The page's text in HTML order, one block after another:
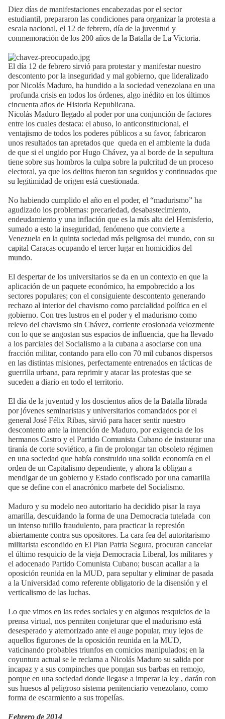
Diez días de manifestaciones encabezadas por el sector
estudiantil, prepararon las condiciones para organizar la protesta a
escala nacional, el 12 de febrero, día de la juventud y
conmemoración de los 200 años de la Batalla de La Victoria.
El día 12 de febrero sirvió para protestar y manifestar nuestro
descontento por la inseguridad y mal gobierno, que lideralizado
por Nicolás Maduro, ha hundido a la sociedad venezolana en una
profunda crisis en todos los órdenes, algo inédito en los últimos
cincuenta años de Historia Republicana.
Nicolás Maduro llegado al poder por una conjunción de factores
entre los cuales destaca: el abuso, lo anticonstitucional, el
ventajismo de todos los poderes públicos a su favor, fabricaron
unos resultados tan apretados que queda en el ambiente la duda
de que si el ungido por Hugo Chávez, ya al borde de la sepultura
tiene sobre sus hombros la culpa sobre la pulcritud de un proceso
electoral, ya que los delitos fueron tan seguidos y continuados que
su legitimidad de origen está cuestionada.
No habiendo cumplido el año en el poder, el “madurismo” ha
agudizado los problemas: precariedad, desabastecimiento,
endeudamiento y una inflación que es la más alta del Hemisferio,
sumado a esto la inseguridad, fenómeno que convierte a
Venezuela en la quinta sociedad más peligrosa del mundo, con su
capital Caracas ocupando el tercer lugar en homicidios del
mundo.
El despertar de los universitarios se da en un contexto en que la
aplicación de un paquete económico, ha empobrecido a los
sectores populares; con el consiguiente descontento generando
rechazo al interior del chavismo como parcialidad política en el
gobierno. Con tres lustros en el poder y el madurismo como
relevo del chavismo sin Chávez, corriente erosionada velozmente
con lo que se angostan sus espacios de influencia, que ha llevado
a los parciales del Socialismo a la cubana a asociarse con una
fracción militar, contando para ello con 70 mil cubanos dispersos
en las distintas misiones, perfectamente entrenados en tácticas de
guerrilla urbana, para reprimir y atacar las protestas que se
suceden a diario en todo el territorio.
El día de la juventud y los doscientos años de la Batalla librada
por jóvenes seminaristas y universitarios comandados por el
general José Félix Ribas, sirvió para hacer sentir nuestro
descontento ante la intención de Maduro, por exigencia de los
hermanos Castro y el Partido Comunista Cubano de instaurar una
tiranía de corte soviético, a fin de prolongar tan obsoleto régimen
en una sociedad que había construido una solida economía en el
orden de un Capitalismo dependiente, y ahora la obligan a
mendigar de un gobierno y Estado confiscado por una camarilla
que se define con el anacrónico marbete del Socialismo.
Maduro y su modelo neo autoritario ha decidido pisar la raya
amarilla, descuidando la forma de una Democracia tutelada con
un intenso tufillo fraudulento, para practicar la represión
abiertamente contra sus opositores. La cara fea del autoritarismo
militarista escondido en El Plan Patria Segura, procuran cancelar
el último resquicio de la vieja Democracia Liberal, los militares y
el adocenado Partido Comunista Cubano; buscan acallar a la
oposición reunida en la MUD, para sepultar y eliminar de pasada
a la Universidad como referente obligatorio de la disensión y el
verticalismo de las luchas.
Lo que vimos en las redes sociales y en algunos resquicios de la
prensa virtual, nos permiten conjeturar que el madurismo está
desesperado y atemorizado ante el auge popular, muy lejos de
aquellos figurones de la oposición reunida en la MUD,
vaticinando probables triunfos en comicios manipulados; en la
coyuntura actual se le reclama a Nicolás Maduro su salida por
incapaz y a sus compinches que pongan sus barbas en remojo,
porque en una sociedad donde llegase a imperar la ley , darán con
sus huesos al peligroso sistema penitenciario venezolano, como
forma de escarmiento a sus tropelías.
Febrero de 2014